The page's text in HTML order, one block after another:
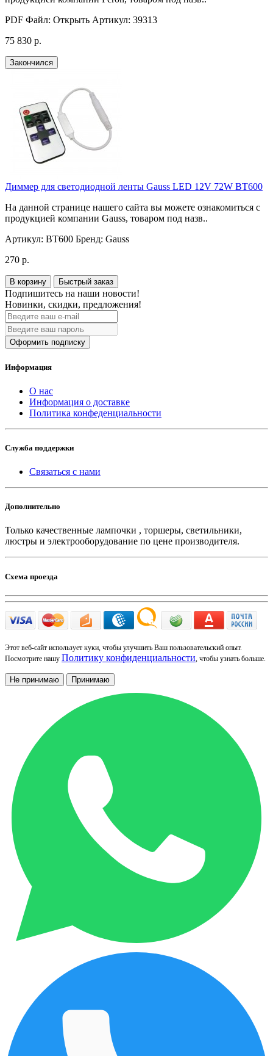
PDF Файл: Открыть Артикул: 39313
75 830 р.
Закончился
Диммер для светодиодной ленты Gauss LED 12V 72W BT600
На данной странице нашего сайта вы можете ознакомиться с
продукцией компании Gauss, товаром под назв..
Артикул: BT600 Бренд: Gauss
270 р.
В корзину Быстрый заказ
Подпишитесь на наши новости!
Новинки, скидки, предложения!
Оформить подписку
Информация
О нас
Информация о доставке
Политика конфеденциальности
Служба поддержки
Связаться с нами
Дополнительно
Только качественные лампочки , торшеры, светильники,
люстры и электрооборудование по цене производителя.
Схема проезда
Этот веб-сайт использует куки, чтобы улучшить Ваш пользовательский опыт.
Посмотрите нашу Политику конфиденциальности, чтобы узнать больше.
Не принимаю Принимаю